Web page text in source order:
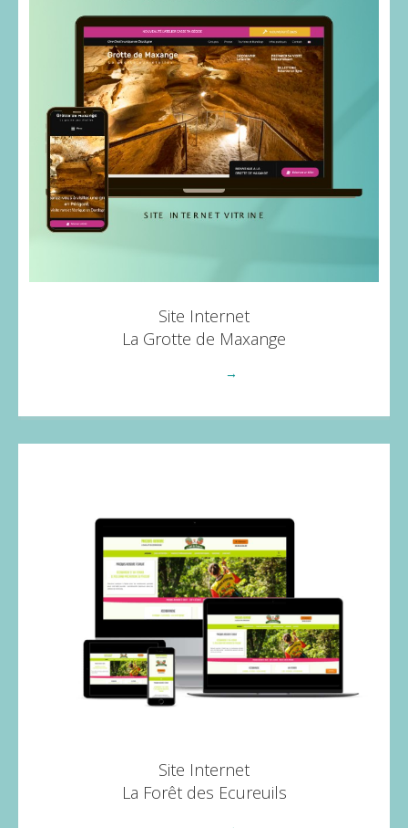
Site Internet
La Grotte de Maxange
→
Site Internet
La Forêt des Ecureuils